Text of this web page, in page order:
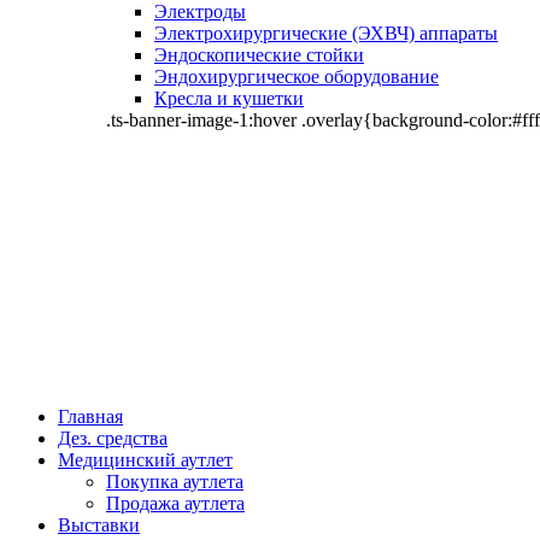
Электроды
Электрохирургические (ЭХВЧ) аппараты
Эндоскопические стойки
Эндохирургическое оборудование
Кресла и кушетки
.ts-banner-image-1:hover .overlay{background-
Главная
Дез. средства
Медицинский аутлет
Покупка аутлета
Продажа аутлета
Выставки